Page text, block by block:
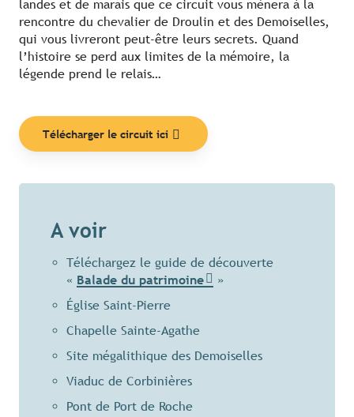
landes et de marais que ce circuit vous mènera à la
rencontre du chevalier de Droulin et des Demoiselles,
qui vous livreront peut-être leurs secrets. Quand
l’histoire se perd aux limites de la mémoire, la
légende prend le relais…
Télécharger le circuit ici
A voir
Téléchargez le guide de découverte
« Balade du patrimoine
»
Église Saint-Pierre
Chapelle Sainte-Agathe
Site mégalithique des Demoiselles
Viaduc de Corbinières
Pont de Port de Roche